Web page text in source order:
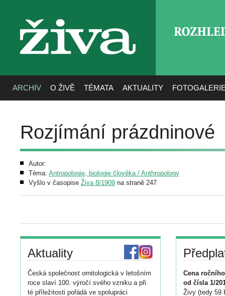
živa
ARCHIV O ŽIVĚ TÉMATA AKTUALITY
Rozjímání prázdninové
Autor:
Téma: Antropologie, biologie člověka / Anthropology
Vyšlo v časopise Živa 8/1909 na straně 247
Aktuality
Česká společnost ornitologická v letošním
roce slaví 100. výročí svého vzniku a při
té příležitosti pořádá ve spolupráci
Cena
od čísla 1/
Živy (tedy 59